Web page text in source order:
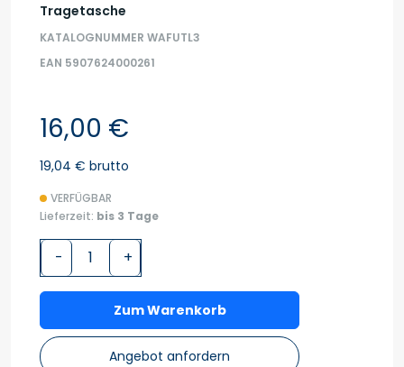
Tragetasche
KATALOGNUMMER WAFUTL3
EAN 5907624000261
16,00 €
19,04 € brutto
VERFÜGBAR
Lieferzeit: bis 3 Tage
- +
Zum Warenkorb
Angebot anfordern